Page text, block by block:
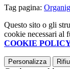
Tag pagina:
Questo sito o gli
cookie necessari al
COOKIE
Personalizza